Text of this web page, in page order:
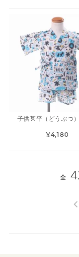
子供甚平（どうぶつ
¥4,180
全